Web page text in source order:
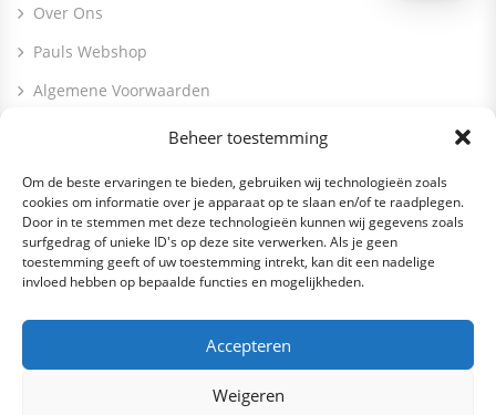
Beheer toestemming
Om de beste ervaringen te bieden, gebruiken wij technologieën zoals
cookies om informatie over je apparaat op te slaan en/of te raadplegen.
Door in te stemmen met deze technologieën kunnen wij gegevens zoals
surfgedrag of unieke ID's op deze site verwerken. Als je geen
toestemming geeft of uw toestemming intrekt, kan dit een nadelige
invloed hebben op bepaalde functies en mogelijkheden.
Accepteren
Weigeren
Over Ons
Pauls Webshop
Algemene Voorwaarden
Molenstraat 56 5397 EL Lith
info@paulsbv.nl
0412 745096